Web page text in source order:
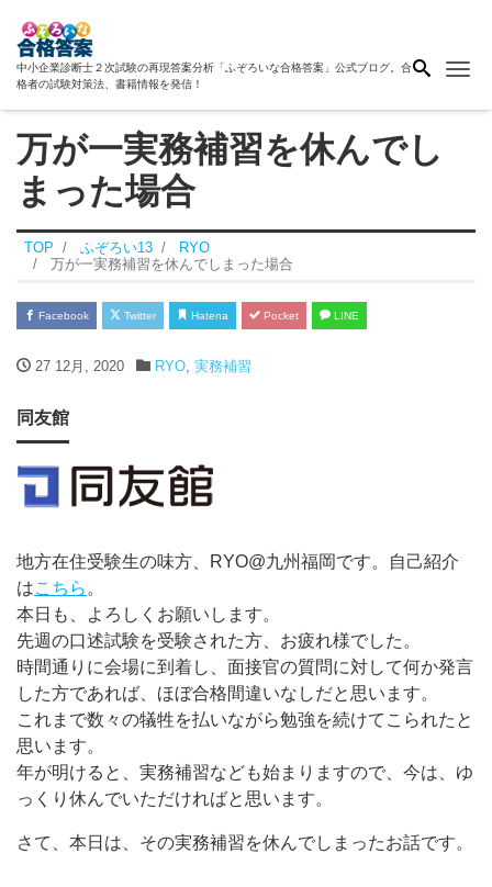
中小企業診断士２次試験の再現答案分析「ふぞろいな合格答案」公式ブログ。合
格者の試験対策法、書籍情報を発信！
万が一実務補習を休んでし
まった場合
TOP ふぞろい13
RYO
万が一実務補習を休んでしまった場合
Facebook Twitter Hatena Pocket LINE
27 12月, 2020 RYO, 実務補習
同友館
地方在住受験生の味方、RYO@九州福岡です。自己紹介
はこちら 。
本日も、よろしくお願いします。
先週の口述試験を受験された方、お疲れ様でした。
時間通りに会場に到着し、面接官の質問に対して何か発言
した方であれば、ほぼ合格間違いなしだと思います。
これまで数々の犠牲を払いながら勉強を続けてこられたと
思います。
年が明けると、実務補習なども始まりますので、今は、ゆ
っくり休んでいただければと思います。
さて、本日は、その実務補習を休んでしまったお話です。